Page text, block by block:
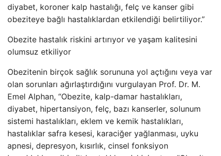
diyabet, koroner kalp hastalığı, felç ve kanser gibi
obeziteye bağlı hastalıklardan etkilendiği belirtiliyor.”
Obezite hastalık riskini artırıyor ve yaşam kalitesini
olumsuz etkiliyor
Obezitenin birçok sağlık sorununa yol açtığını veya var
olan sorunları ağırlaştırdığını vurgulayan Prof. Dr. M.
Emel Alphan, “Obezite, kalp-damar hastalıkları,
diyabet, hipertansiyon, felç, bazı kanserler, solunum
sistemi hastalıkları, eklem ve kemik hastalıkları,
hastalıklar safra kesesi, karaciğer yağlanması, uyku
apnesi, depresyon, kısırlık, cinsel fonksiyon